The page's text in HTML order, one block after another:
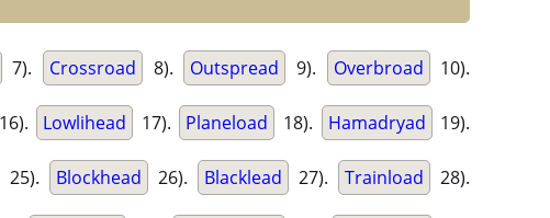
7). Crossroad 8). Outspread 9). Overbroad 10).
16). Lowlihead 17). Planeload 18). Hamadryad 19).
25). Blockhead 26). Blacklead 27). Trainload 28).